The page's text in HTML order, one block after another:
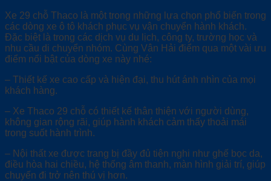
Xe 29 chỗ Thaco là một trong những lựa chọn phổ biến trong
các dòng xe ô tô khách phục vụ vận chuyển hành khách.
Đặc biệt là trong các dịch vụ du lịch, công ty, trường học và
nhu cầu di chuyển nhóm. Cùng Vân Hải điểm qua một vài ưu
điểm nổi bật của dòng xe này nhé:
– Thiết kế xe cao cấp và hiện đại, thu hút ánh nhìn của mọi
khách hàng.
– Xe Thaco 29 chỗ có thiết kế thân thiện với người dùng,
không gian rộng rãi, giúp hành khách cảm thấy thoải mái
trong suốt hành trình.
– Nội thất xe được trang bị đầy đủ tiện nghi như ghế bọc da,
điều hòa hai chiều, hệ thống âm thanh, màn hình giải trí, giúp
chuyến đi trở nên thú vị hơn.